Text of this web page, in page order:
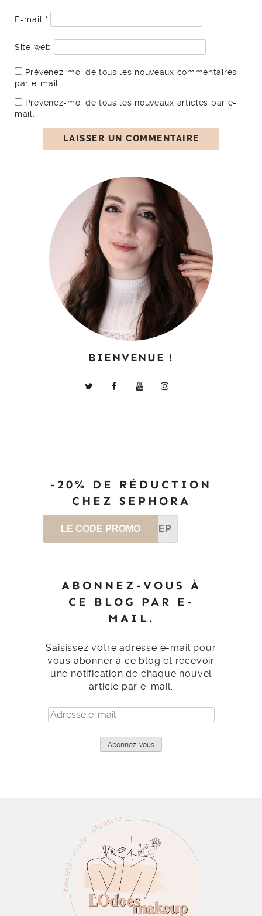
E-mail *
Site web
Prévenez-moi de tous les nouveaux commentaires
par e-mail.
Prévenez-moi de tous les nouveaux articles par e-
mail.
BIENVENUE !
-20% DE RÉDUCTION
CHEZ SEPHORA
LE CODE PROMO SEP
ABONNEZ-VOUS À
CE BLOG PAR E-
MAIL.
Saisissez votre adresse e-mail pour
vous abonner à ce blog et recevoir
une notification de chaque nouvel
article par e-mail.
Adresse
e-
Abonnez-vous